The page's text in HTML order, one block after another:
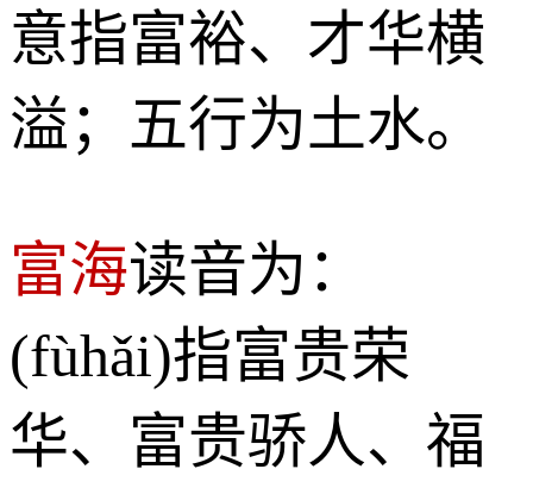
意指富裕、才华横
溢；五行为土水。
富海读音为：
(fùhǎi)指富贵荣
华、富贵骄人、福